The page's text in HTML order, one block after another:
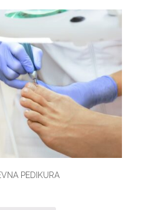
PEDIKURA